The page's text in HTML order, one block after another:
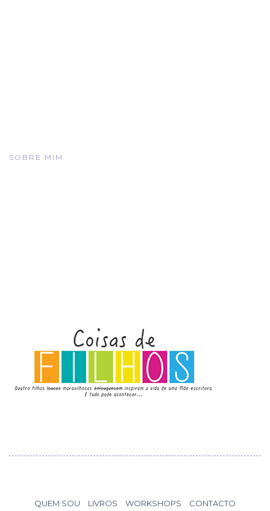
SOBRE MIM
QUEM SOU LIVROS WORKSHOPS CONTACTO